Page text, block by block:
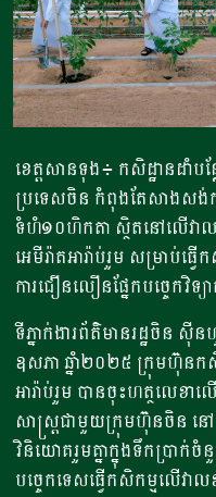
ខេត្តសានទុង៖ កសិដ្ឋានដាំប
ប្រទេសចិន កំពុងតែសាងសង់ក
ទំហំ១០ហិកតា ស្ថិតនៅលើវាល
អេមីរ៉ាតអារ៉ាប់រួម សម្រាប់ធ្វើ
ការជឿនលឿនផ្នែកបច្ចេកវិទ្យ
ទីភ្នាក់ងារព័ត៌មានរដ្ឋចិន ស៊ី
ឧសភា ឆ្នាំ២០២៥ ក្រុមហ៊ុនក
អារ៉ាប់រួម បានចុះហត្ថលេខា
សាស្ត្រជាមួយក្រុមហ៊ុនចិន​ នៅ
វិនិយោគរួមគ្នាក្នុងទឹកប្រាក់ចំ
បច្ចេកទេសធ្វើកសិកម្មលើវាល